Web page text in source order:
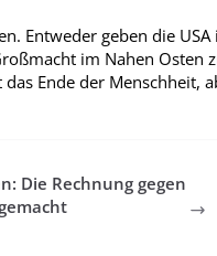
Entweder geben die
im Nahen
Ende der Menschheit,
Die Rechnung gegen